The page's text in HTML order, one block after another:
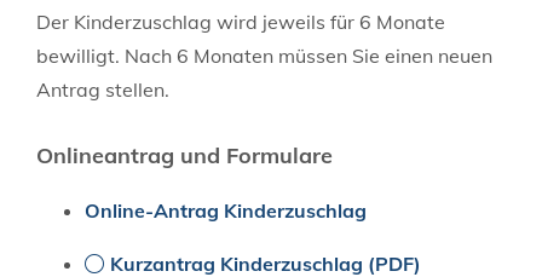
Der Kinderzuschlag wird jeweils für 6 Monate
bewilligt. Nach 6 Monaten müssen Sie einen neuen
Antrag stellen.
Onlineantrag und Formulare
Online-Antrag Kinderzuschlag
Kurzantrag Kinderzuschlag (PDF)